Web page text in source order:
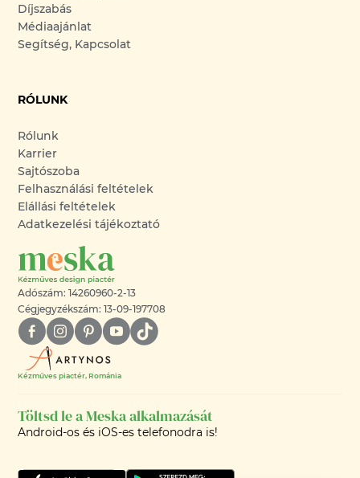
Díjszabás
Médiaajánlat
Segítség, Kapcsolat
RÓLUNK
Rólunk
Karrier
Sajtószoba
Felhasználási feltételek
Elállási feltételek
Adatkezelési tájékoztató
Adószám: 14260960-2-13
Cégjegyzékszám: 13-09-197708
Kézműves piactér, Románia
Töltsd le a Meska alkalmazását
Android-os és iOS-es telefonodra is!